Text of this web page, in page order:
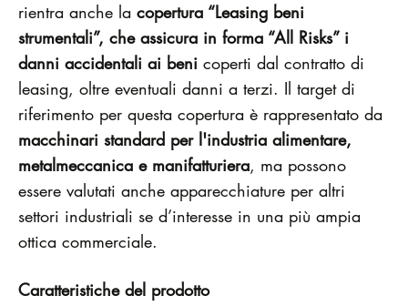
rientra anche la copertura “Leasing beni
strumentali”, che assicura in forma “All Risks” i
danni accidentali ai beni coperti dal contratto di
leasing, oltre eventuali danni a terzi. Il target di
riferimento per questa copertura è rappresentato da
macchinari standard per l'industria alimentare,
metalmeccanica e manifatturiera, ma possono
essere valutati anche apparecchiature per altri
settori industriali se d’interesse in una più ampia
ottica commerciale.
Caratteristiche del prodotto